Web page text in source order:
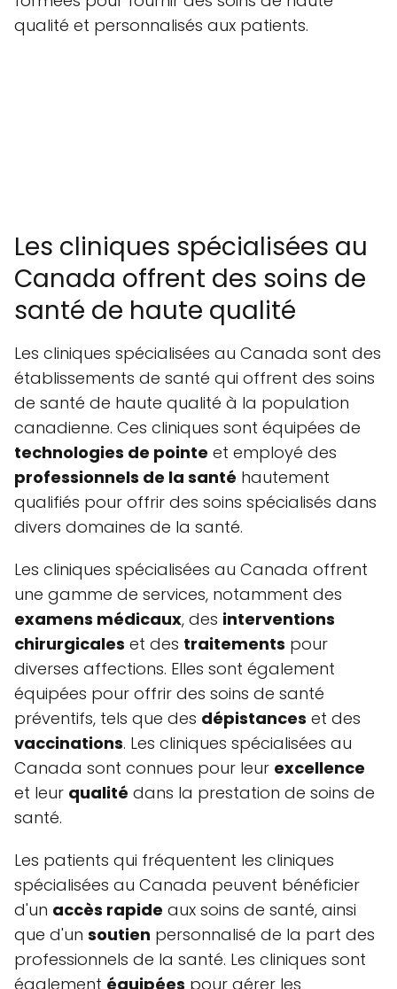
qualité et personnalisés aux patients.
Les cliniques spécialisées au
Canada offrent des soins de
santé de haute qualité
Les cliniques spécialisées au Canada sont des
établissements de santé qui offrent des soins
de santé de haute qualité à la population
canadienne. Ces cliniques sont équipées de
technologies de pointe et employé des
professionnels de la santé hautement
qualifiés pour offrir des soins spécialisés dans
divers domaines de la santé.
Les cliniques spécialisées au Canada offrent
une gamme de services, notamment des
examens médicaux, des interventions
chirurgicales et des traitements pour
diverses affections. Elles sont également
équipées pour offrir des soins de santé
préventifs, tels que des dépistances et des
vaccinations. Les cliniques spécialisées au
Canada sont connues pour leur excellence
et leur qualité dans la prestation de soins de
santé.
Les patients qui fréquentent les cliniques
spécialisées au Canada peuvent bénéficier
d'un accès rapide aux soins de santé, ainsi
que d'un soutien personnalisé de la part des
professionnels de la santé. Les cliniques sont
également équipées pour gérer les